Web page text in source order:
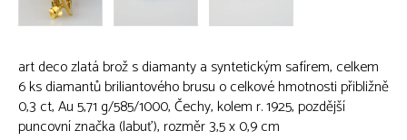
art deco zlatá brož s diamanty a syntetickým safírem, celkem
6 ks diamantů briliantového brusu o celkové hmotnosti přibližně
0,3 ct, Au 5,71 g/585/1000, Čechy, kolem r. 1925, pozdější
puncovní značka (labuť), rozměr 3,5 x 0,9 cm